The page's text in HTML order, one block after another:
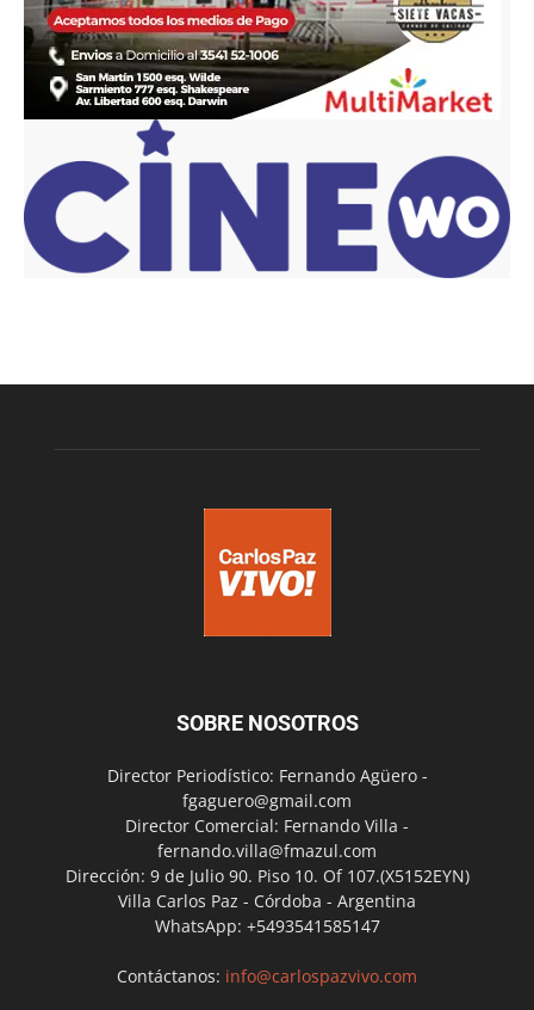
SOBRE NOSOTROS
Director Periodístico: Fernando Agüero -
fgaguero@gmail.com
Director Comercial: Fernando Villa -
fernando.villa@fmazul.com
Dirección: 9 de Julio 90. Piso 10. Of 107.(X5152EYN)
Villa Carlos Paz - Córdoba - Argentina
WhatsApp: +5493541585147
Contáctanos: info@carlospazvivo.com